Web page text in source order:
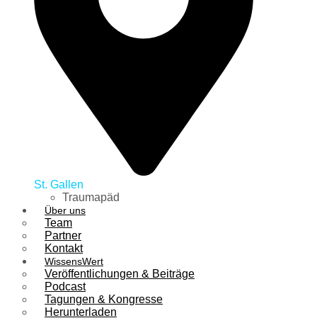
St. Gallen
Traumapäd
Über uns
Team
Partner
Kontakt
WissensWert
Veröffentlichungen & Beiträge
Podcast
Tagungen & Kongresse
Herunterladen